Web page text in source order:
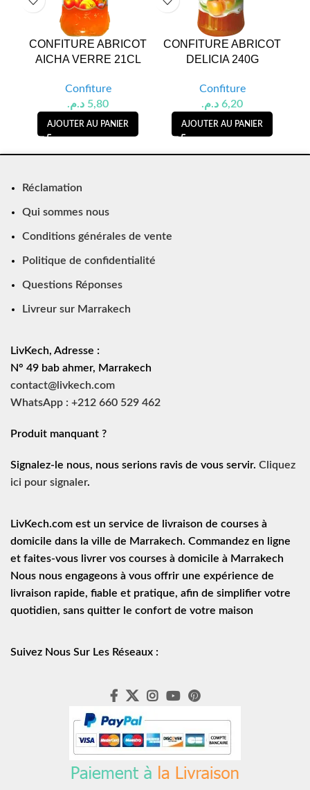
CONFITURE ABRICOT
AICHA VERRE 21CL
Confiture
5,80 د.م.
AJOUTER AU PANIER
CONFITURE ABRICOT
DELICIA 240G
Confiture
6,20 د.م.
AJOUTER AU PANIER
Réclamation
Qui sommes nous
Conditions générales de vente
Politique de confidentialité
Questions Réponses
Livreur sur Marrakech
LivKech, Adresse :
N° 49 bab ahmer, Marrakech
contact@livkech.com
WhatsApp : +212 660 529 462
Produit manquant ?
Signalez-le nous, nous serions ravis de vous servir. Cliquez
ici pour signaler.
LivKech.com est un service de
livraison de courses à
domicile dans la ville de Marrakech. Commandez en ligne
et faites-vous livrer vos courses à domicile à Marrakech
Nous nous engageons à vous offrir une expérience de
livraison rapide, fiable et pratique, afin de simplifier votre
quotidien, sans quitter le confort de votre maison
Suivez Nous Sur Les Réseaux :